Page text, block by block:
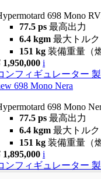
698 Mono
77.5 ps 最高出力
6.4 kgm 最大トルク
151 kg 装備重量（
1,950,000 i
ンフィギュレーター
698 Mono Nera
698 Mono
77.5 ps 最高出力
6.4 kgm 最大トルク
151 kg 装備重量（
1,895,000 i
ンフィギュレーター